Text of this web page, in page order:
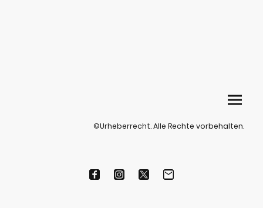
©Urheberrecht. Alle Rechte vorbehalten.